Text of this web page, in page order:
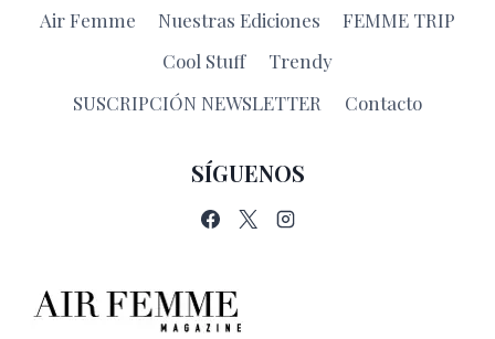
Air Femme Nuestras Ediciones
FEMME TRIP
Cool Stuff
Trendy
SUSCRIPCIÓN NEWSLETTER
Contacto
SÍGUENOS